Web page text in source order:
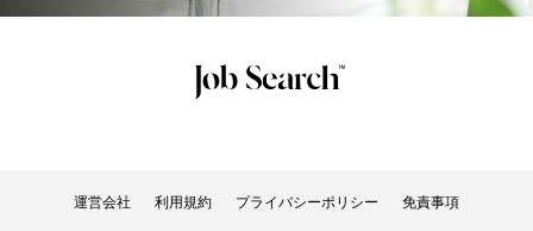
運営会社 利用規約 プライバシーポリシー 免責事項